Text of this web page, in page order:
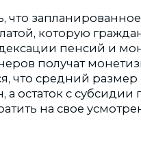
что
которую
пенсий и
получат
что средний
а остаток с
на свое